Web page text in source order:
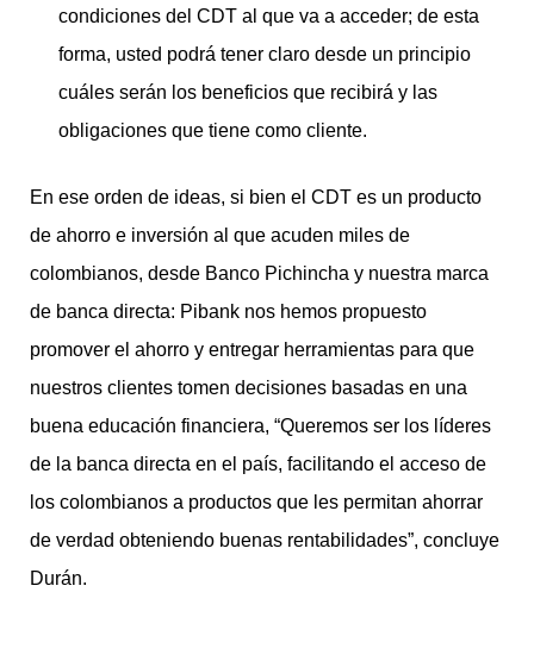
condiciones del CDT al que va a acceder; de esta
forma, usted podrá tener claro desde un principio
cuáles serán los beneficios que recibirá y las
obligaciones que tiene como cliente.
En ese orden de ideas, si bien el CDT es un producto
de ahorro e inversión al que acuden miles de
colombianos, desde Banco Pichincha y nuestra marca
de banca directa: Pibank nos hemos propuesto
promover el ahorro y entregar herramientas para que
nuestros clientes tomen decisiones basadas en una
buena educación financiera, “Queremos ser los líderes
de la banca directa en el país, facilitando el acceso de
los colombianos a productos que les permitan ahorrar
de verdad obteniendo buenas rentabilidades”, concluye
Durán.